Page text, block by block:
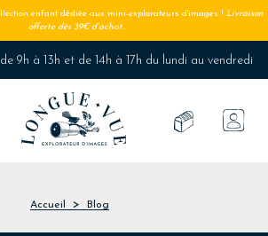
enfant dédiée aux mini-explorateurs d'images ! Livraison
offerte dès 39€ d'achat.
9h à 13h et de 14h à 17h du lundi au vendredi
Accueil Blog